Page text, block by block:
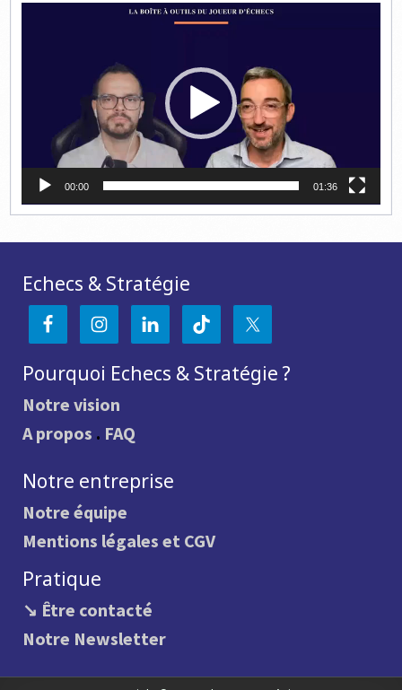
00:00 01:36
Echecs & Stratégie
Pourquoi Echecs & Stratégie ?
Notre vision
A propos . FAQ
Notre entreprise
Notre équipe
Mentions légales et CGV
Pratique
↘ Être contacté
Notre Newsletter